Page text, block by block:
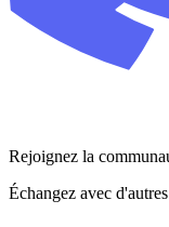
Rejoignez la
Échangez avec